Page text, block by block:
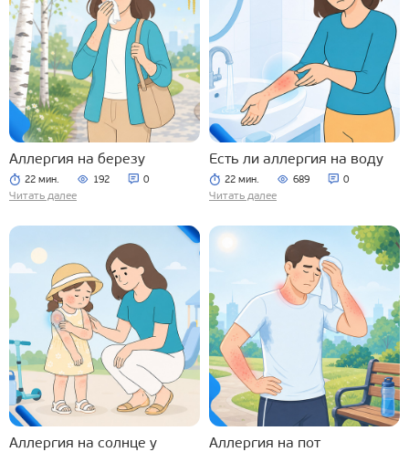
Аллергия на березу
22 мин. 192 0
Читать далее
Есть ли аллергия на воду
22 мин. 689 0
Читать далее
Аллергия на солнце у
Аллергия на пот